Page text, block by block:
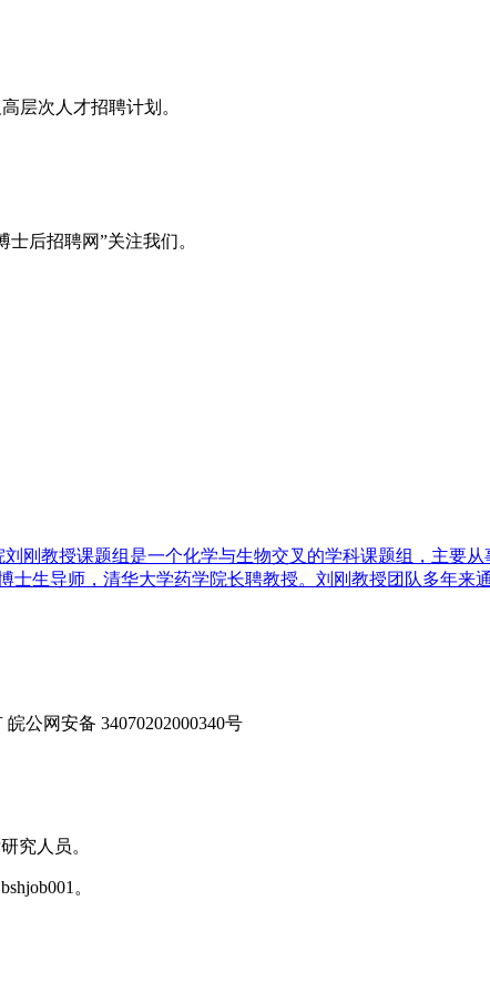
层次人才招聘计划。
后招聘网”关注我们。
刚教授课题组是一个化学与生物交叉的学科课题组，主要
生导师，清华大学药学院长聘教授。刘刚教授团队多年来
皖公网安备 34070202000340号
究人员。
。